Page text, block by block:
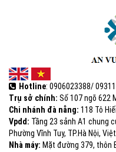
Hotline: 0906023388/
Trụ sở chính: Số 107 ngõ 622
Chi nhánh đà nẵng: 118 Tô
Vpdd: Tầng 23 sảnh A1 chung
Phường Vĩnh Tuy, TP.Hà Nội,
Nhà máy: Mặt đường 379, thôn